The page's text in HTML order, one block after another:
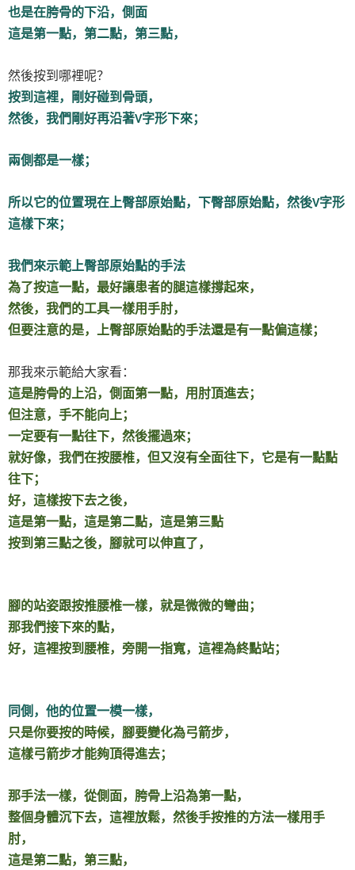
也是在胯骨的下沿，側面
這是第一點，第二點，第三點，
然後按到哪裡呢？
按到這裡，剛好碰到骨頭，
然後，我們剛好再沿著V字形下來；
兩側都是一樣；
所以它的位置現在上臀部原始點，下臀部原始點，然後V字形
這樣下來；
我們來示範上臀部原始點的手法
為了按這一點，最好讓患者的腿這樣撐起來，
然後，我們的工具一樣用手肘，
但要注意的是，上臀部原始點的手法還是有一點偏這樣；
那我來示範給大家看：
這是胯骨的上沿，側面第一點，用肘頂進去；
但注意，手不能向上；
一定要有一點往下，然後擺過來；
就好像，我們在按腰椎，但又沒有全面往下，它是有一點點
往下；
好，這樣按下去之後，
這是第一點，這是第二點，這是第三點
按到第三點之後，腳就可以伸直了，
腳的站姿跟按推腰椎一樣，就是微微的彎曲；
那我們接下來的點，
好，這裡按到腰椎，旁開一指寬，這裡為終點站；
同側，他的位置一模一樣，
只是你要按的時候，腳要變化為弓箭步，
這樣弓箭步才能夠頂得進去；
那手法一樣，從側面，胯骨上沿為第一點，
整個身體沉下去，這裡放鬆，然後手按推的方法一樣用手
肘，
這是第二點，第三點，